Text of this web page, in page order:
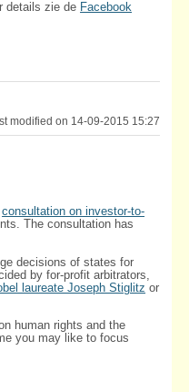
details zie de Facebook
modified on 14-09-2015 15:27
consultation on investor-to-
The consultation has
decisions of states for
by for-profit arbitrators,
laureate Joseph Stiglitz or
human rights and the
you may like to focus